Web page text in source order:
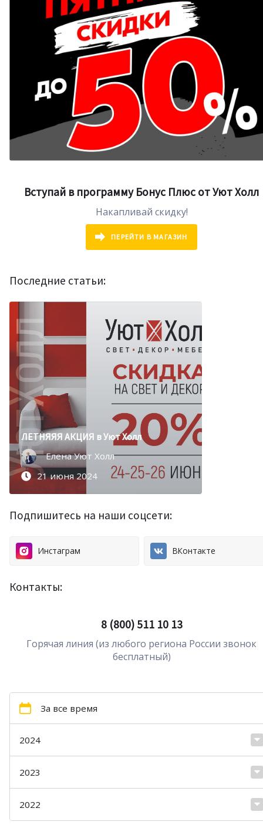
Вступай в программу Бонус Плюс от Уют Холл
Накапливай скидку!
ПЕРЕЙТИ В МАГАЗИН
Последние статьи:
БОДРЯЩИЕ СКИДКИ в летнюю жару!
Елена Уют Холл
25 июля 2024
ЛЕТНЯЯЯ АКЦИЯ в Уют Холл
Елена Уют Холл
21 июня 2024
Подпишитесь на наши соцсети:
Инстаграм ВКонтакте
Контакты:
8 (800) 511 10 13
Горячая линия (из любого региона России звонок
бесплатный)
За все время
2024
2023
2022